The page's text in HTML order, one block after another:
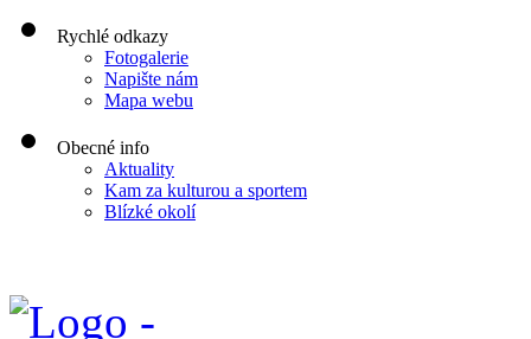
Rychlé odkazy
Fotogalerie
Napište nám
Mapa webu
Obecné info
Aktuality
Kam za kulturou a sportem
Blízké okolí